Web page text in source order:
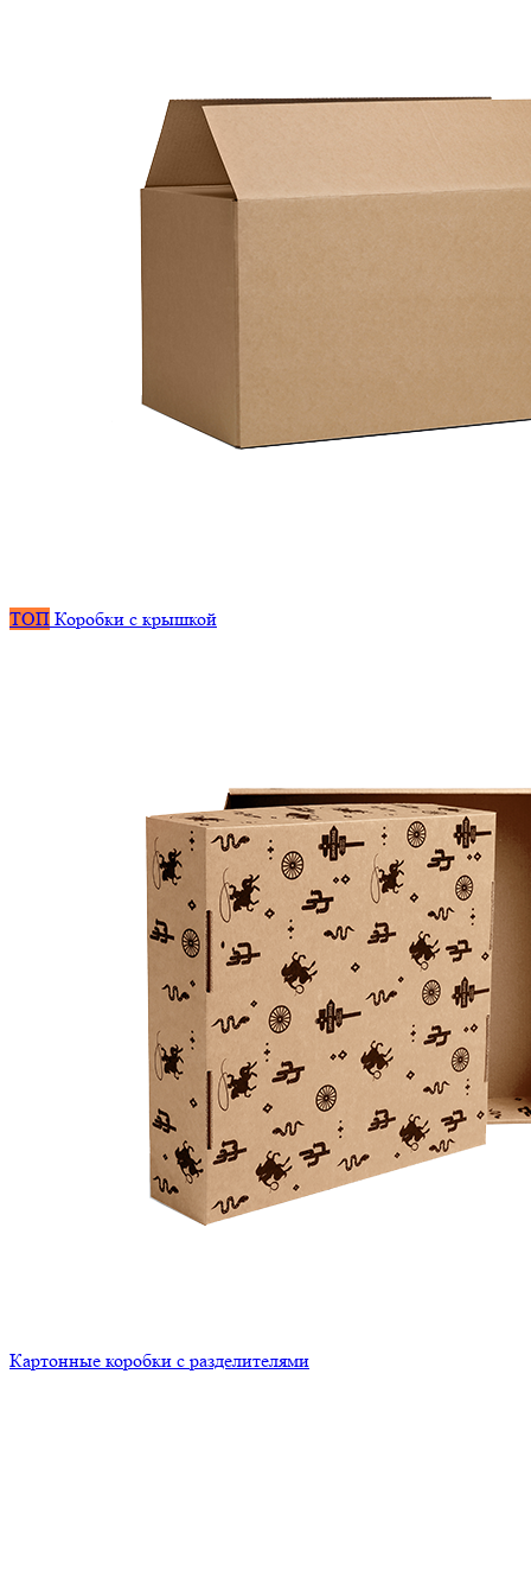
ТОП Коробки с крышкой
Картонные коробки с разделителями